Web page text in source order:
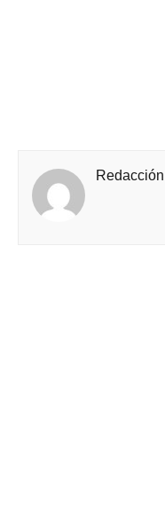
Redacción